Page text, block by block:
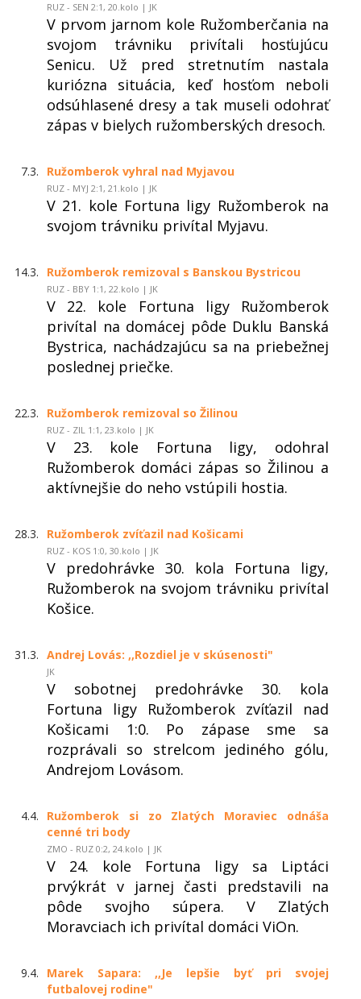
RUZ - SEN 2:1, 20.kolo | JK
V prvom jarnom kole Ružomberčania na
svojom trávniku privítali hosťujúcu
Senicu. Už pred stretnutím nastala
kuriózna situácia, keď hosťom neboli
odsúhlasené dresy a tak museli odohrať
zápas v bielych ružomberských dresoch.
7.3. Ružomberok vyhral nad Myjavou
RUZ - MYJ 2:1, 21.kolo | JK
V 21. kole Fortuna ligy Ružomberok na
svojom trávniku privítal Myjavu.
14.3. Ružomberok remizoval s Banskou Bystricou
RUZ - BBY 1:1, 22.kolo | JK
V 22. kole Fortuna ligy Ružomberok
privítal na domácej pôde Duklu Banská
Bystrica, nachádzajúcu sa na priebežnej
poslednej priečke.
22.3. Ružomberok remizoval so Žilinou
RUZ - ZIL 1:1, 23.kolo | JK
V 23. kole Fortuna ligy, odohral
Ružomberok domáci zápas so Žilinou a
aktívnejšie do neho vstúpili hostia.
28.3. Ružomberok zvíťazil nad Košicami
RUZ - KOS 1:0, 30.kolo | JK
V predohrávke 30. kola Fortuna ligy,
Ružomberok na svojom trávniku privítal
Košice.
31.3. Andrej Lovás: ,,Rozdiel je v skúsenosti"
JK
V sobotnej predohrávke 30. kola
Fortuna ligy Ružomberok zvíťazil nad
Košicami 1:0. Po zápase sme sa
rozprávali so strelcom jediného gólu,
Andrejom Lovásom.
4.4.
Ružomberok si zo Zlatých Moraviec odnáša
cenné tri body
ZMO - RUZ 0:2, 24.kolo | JK
V 24. kole Fortuna ligy sa Liptáci
prvýkrát v jarnej časti predstavili na
pôde svojho súpera. V Zlatých
Moravciach ich privítal domáci ViOn.
9.4.
Marek Sapara: ,,Je lepšie byť pri svojej
futbalovej rodine"